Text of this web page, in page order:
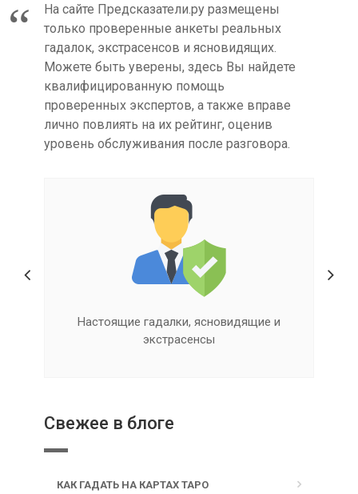
На сайте Предсказатели.ру размещены
только проверенные анкеты реальных
гадалок, экстрасенсов и ясновидящих.
Можете быть уверены, здесь Вы найдете
квалифицированную помощь
проверенных экспертов, а также вправе
лично повлиять на их рейтинг, оценив
уровень обслуживания после разговора.
Настоящие гадалки, ясновидящие и
экстрасенсы
Свежее в блоге
КАК ГАДАТЬ НА КАРТАХ ТАРО